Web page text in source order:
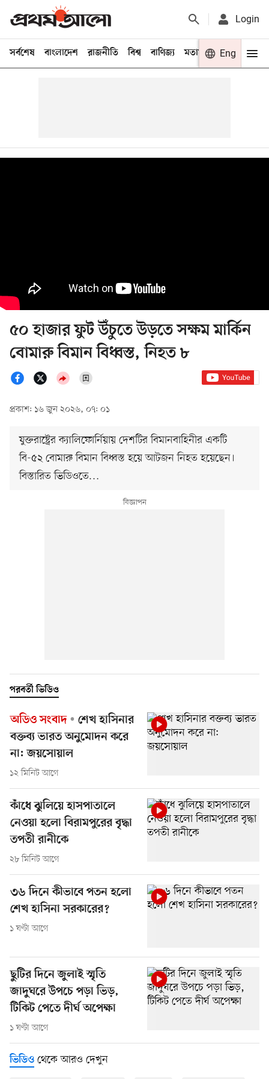
Login
সর্বশেষ বাংলাদেশ রাজনীতি বিশ্ব বাণিজ্য মতামত খেলা
Eng
৫০ হাজার ফুট উঁচুতে উড়তে সক্ষম মার্কিন
বোমারু বিমান বিধ্বস্ত, নিহত ৮
প্রকাশ: ১৬ জুন ২০২৬, ০৭: ০১
যুক্তরাষ্ট্রের ক্যালিফোর্নিয়ায় দেশটির বিমানবাহিনীর একটি
বি-৫২ বোমারু বিমান বিধ্বস্ত হয়ে আটজন নিহত হয়েছেন।
বিস্তারিত ভিডিওতে…
পরবর্তী ভিডিও
অডিও সংবাদ
শেখ হাসিনার
বক্তব্য ভারত অনুমোদন করে
না: জয়সোয়াল
১২ মিনিট আগে
কাঁধে ঝুলিয়ে হাসপাতালে
নেওয়া হলো বিরামপুরের বৃদ্ধা
তপতী রানীকে
২৮ মিনিট আগে
৩৬ দিনে কীভাবে পতন হলো
শেখ হাসিনা সরকারের?
১ ঘণ্টা আগে
ছুটির দিনে জুলাই স্মৃতি
জাদুঘরে উপচে পড়া ভিড়,
টিকিট পেতে দীর্ঘ অপেক্ষা
১ ঘণ্টা আগে
ভিডিও থেকে আরও দেখুন